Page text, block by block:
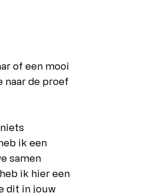
of een mooi
naar de proef
ik een
samen
ik hier een
dit in jouw